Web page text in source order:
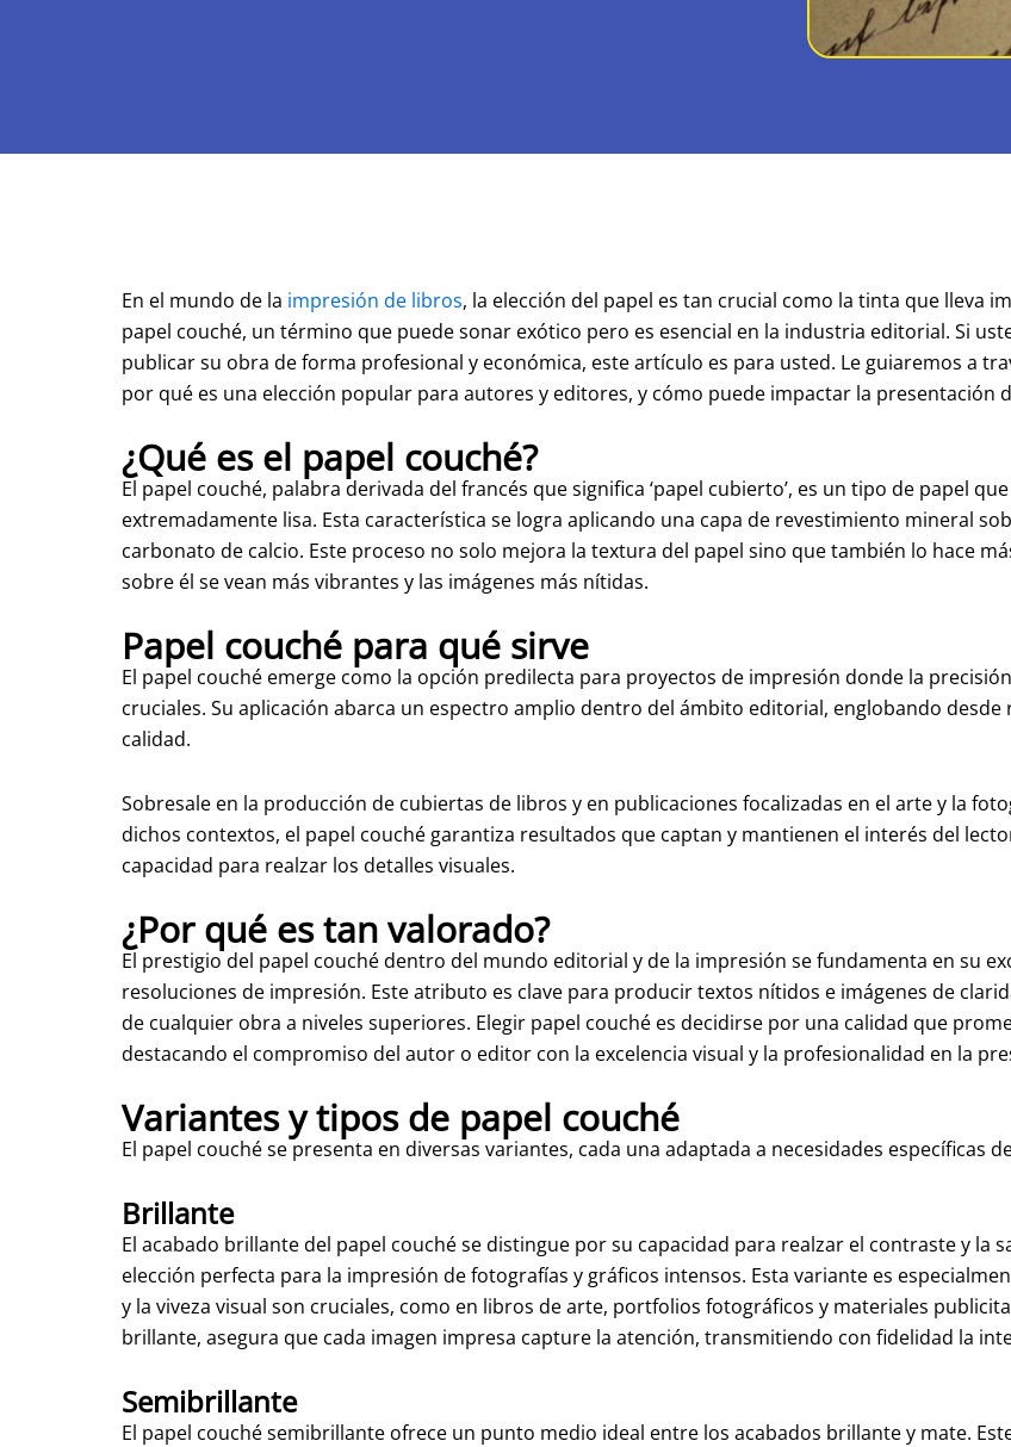
En el mundo de la impresión de libros, la elección del papel es tan crucial como la tinta que lleva
papel couché, un término que puede sonar exótico pero es esencial en la industria editorial. Si
publicar su obra de forma profesional y económica, este artículo es para usted. Le guiaremos a
por qué es una elección popular para autores y editores, y cómo puede impactar la presentación
¿Qué es el papel couché?
El papel couché, palabra derivada del francés que significa ‘papel cubierto’, es un tipo de papel
extremadamente lisa. Esta característica se logra aplicando una capa de revestimiento mineral
carbonato de calcio. Este proceso no solo mejora la textura del papel sino que también lo hace
sobre él se vean más vibrantes y las imágenes más nítidas.
Papel couché para qué sirve
El papel couché emerge como la opción predilecta para proyectos de impresión donde la
cruciales. Su aplicación abarca un espectro amplio dentro del ámbito editorial, englobando
calidad.
Sobresale en la producción de cubiertas de libros y en publicaciones focalizadas en el arte y la
dichos contextos, el papel couché garantiza resultados que captan y mantienen el interés del
capacidad para realzar los detalles visuales.
¿Por qué es tan valorado?
El prestigio del papel couché dentro del mundo editorial y de la impresión se fundamenta en su
resoluciones de impresión. Este atributo es clave para producir textos nítidos e imágenes de
de cualquier obra a niveles superiores. Elegir papel couché es decidirse por una calidad que
destacando el compromiso del autor o editor con la excelencia visual y la profesionalidad en la
Variantes y tipos de papel couché
El papel couché se presenta en diversas variantes, cada una adaptada a necesidades específicas
Brillante
El acabado brillante del papel couché se distingue por su capacidad para realzar el contraste y la
elección perfecta para la impresión de fotografías y gráficos intensos. Esta variante es
y la viveza visual son cruciales, como en libros de arte, portfolios fotográficos y materiales
brillante, asegura que cada imagen impresa capture la atención, transmitiendo con fidelidad la
Semibrillante
El papel couché semibrillante ofrece un punto medio ideal entre los acabados brillante y mate.